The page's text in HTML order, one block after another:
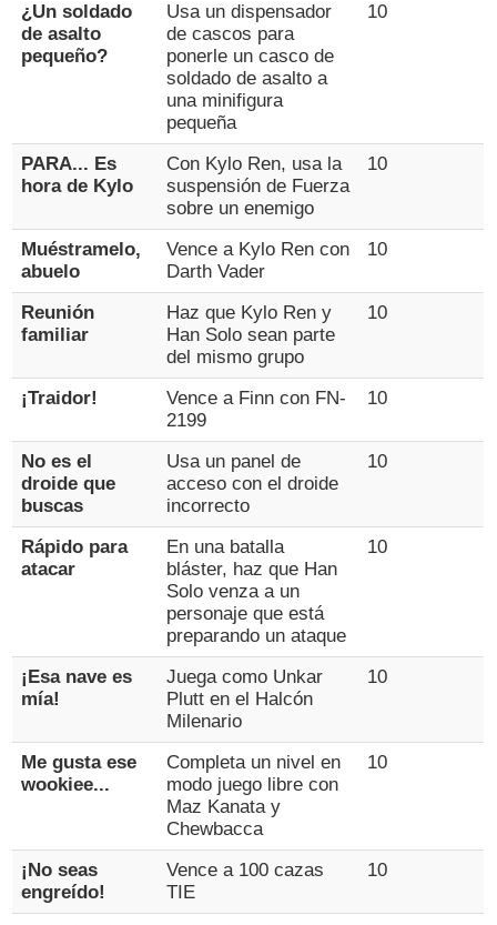
¿Un soldado
de asalto
pequeño?
Usa un dispensador
de cascos para
ponerle un casco de
soldado de asalto a
una minifigura
pequeña
10
PARA... Es
hora de Kylo
Con Kylo Ren, usa la
suspensión de Fuerza
sobre un enemigo
10
Muéstramelo,
abuelo
Vence a Kylo Ren con
Darth Vader
10
Reunión
familiar
Haz que Kylo Ren y
Han Solo sean parte
del mismo grupo
10
¡Traidor!
Vence a Finn con FN-
2199
10
No es el
droide que
buscas
Usa un panel de
acceso con el droide
incorrecto
10
Rápido para
atacar
En una batalla
bláster, haz que Han
Solo venza a un
personaje que está
preparando un ataque
10
¡Esa nave es
mía!
Juega como Unkar
Plutt en el Halcón
Milenario
10
Me gusta ese
wookiee...
Completa un nivel en
modo juego libre con
Maz Kanata y
Chewbacca
10
¡No seas
engreído!
Vence a 100 cazas
TIE
10